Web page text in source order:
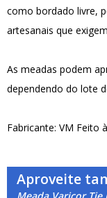
como bordado livre,
artesanais que
As meadas podem
dependendo do lote
Fabricante: VM Feito
Aproveite